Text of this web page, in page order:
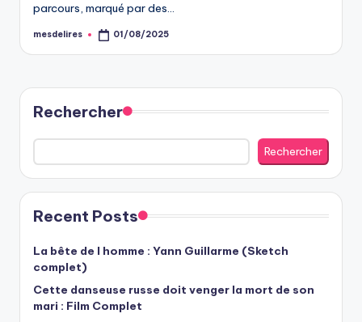
parcours, marqué par des…
Posted
mesdelires 01/08/2025
Rechercher
Rechercher
Recent Posts
La bête de l homme : Yann Guillarme (Sketch
complet)
Cette danseuse russe doit venger la mort de son
mari : Film Complet